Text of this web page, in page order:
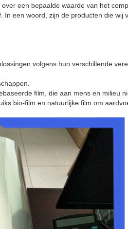
een bepaalde waarde van het
een woord, zijn de producten die wij
volgens hun verschillende
film, die aan mens en milieu
bio-film en natuurlijke film om